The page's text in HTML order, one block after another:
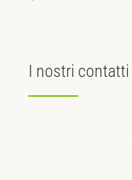
I nostri contatti